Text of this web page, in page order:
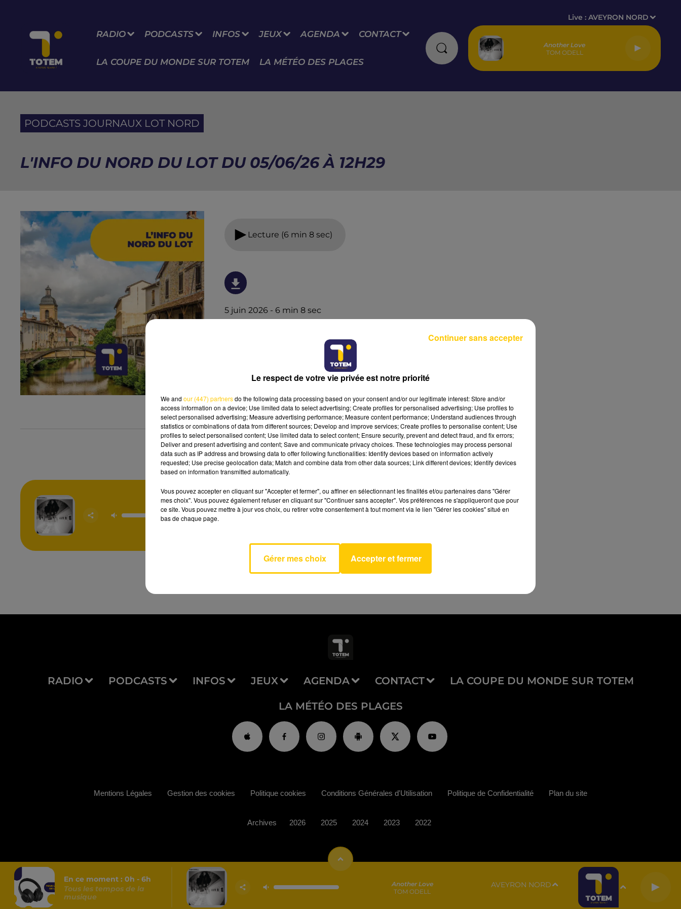
RADIO PODCASTS INFOS JEUX AGENDA CONTACT
LA COUPE DU MONDE SUR TOTEM LA MÉTÉO DES PLAGES
Live :AVEYRON NORD
Another Love
TOM ODELL
PODCASTS JOURNAUX LOT NORD
L'INFO DU NORD DU LOT DU 05/06/26 À 12H29
Lecture (6 min 8 sec)
5 juin 2026 - 6 min 8 sec
Ecoutez sur Totem l'information à Tulle, Brive, dans le
Nord du Lot et le pays sarladais avec les reportages de
nos journalistes sur le terrain.
Another Love
TOM ODELL
AVEYRON NORD
RADIO PODCASTS INFOS JEUX AGENDA CONTACT LA COUPE DU MONDE SUR TOTEM
LA MÉTÉO DES PLAGES
En ce moment : 0h - 6h
Tous les tempos de la
musique
Another Love
TOM ODELL
AVEYRON NORD
Mentions Légales Gestion des cookies Politique cookies Conditions Générales d'Utilisation Politique de Confidentialité Plan du site
Archives 2026 2025 2024 2023 2022
Le respect de votre vie privée est notre priorité
We and our (447) partnersdo the following data processing based on your consent and/or our legitimate interest: Store and/or
access information on a device; Use limited data to select advertising; Create profiles for personalised advertising; Use profiles to
select personalised advertising; Measure advertising performance; Measure content performance; Understand audiences through
statistics or combinations of data from different sources; Develop and improve services; Create profiles to personalise content; Use
profiles to select personalised content; Use limited data to select content; Ensure security, prevent and detect fraud, and fix errors;
Deliver and present advertising and content; Save and communicate privacy choices. These technologies may process personal
data such as IP address and browsing data to offer following functionalities: Identify devices based on information actively
requested; Use precise geolocation data; Match and combine data from other data sources; Link different devices; Identify devices
based on information transmitted automatically.
Vous pouvez accepter en cliquant sur "Accepter et fermer", ou affiner en sélectionnant les finalités et/ou partenaires dans "Gérer
mes choix". Vous pouvez également refuser en cliquant sur "Continuer sans accepter". Vos préférences ne s'appliqueront que pour
ce site. Vous pouvez mettre à jour vos choix, ou retirer votre consentement à tout moment via le lien "Gérer les cookies" situé en
bas de chaque page.
Gérer mes choix Accepter et fermer
Continuer sans accepter